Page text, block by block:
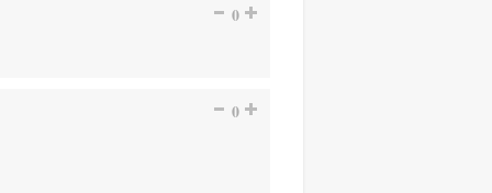
0
0